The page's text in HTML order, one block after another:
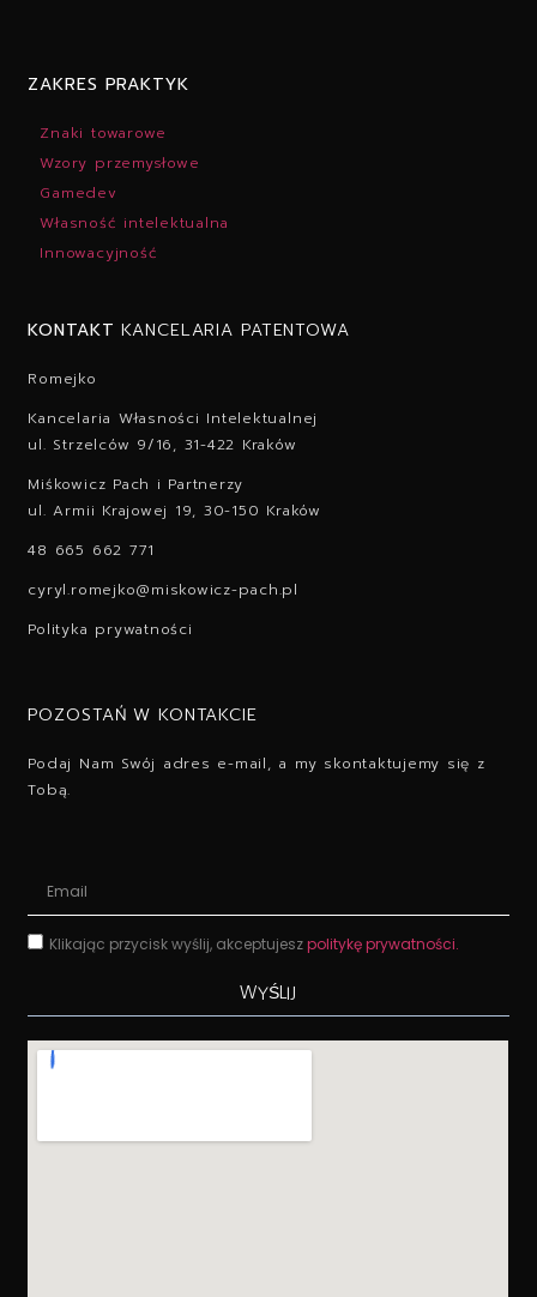
ZAKRES PRAKTYK
Znaki towarowe
Wzory przemysłowe
Gamedev
Własność intelektualna
Innowacyjność
KONTAKT KANCELARIA PATENTOWA
Romejko
Kancelaria Własności Intelektualnej
ul. Strzelców 9/16, 31-422 Kraków
Miśkowicz Pach i Partnerzy
ul. Armii Krajowej 19, 30-150 Kraków
48 665 662 771
cyryl.romejko@miskowicz-pach.pl
Polityka prywatności
POZOSTAŃ W KONTAKCIE
Podaj Nam Swój adres e-mail, a my skontaktujemy się z
Tobą.
Klikając przycisk wyślij, akceptujeszpolitykę prywatności.
WYŚLIJ